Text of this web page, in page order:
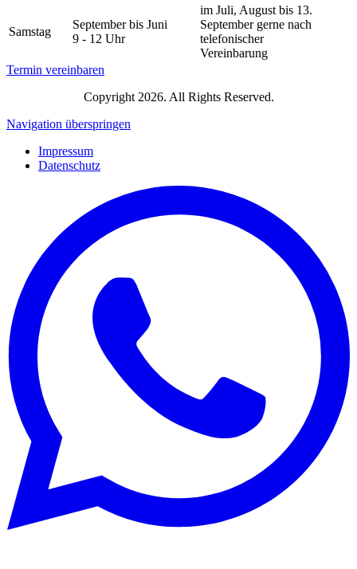
Samstag
September bis Juni
9 - 12 Uhr
im Juli, August bis 13.
September gerne nach
telefonischer
Vereinbarung
Termin vereinbaren
Copyright 2026. All Rights Reserved.
Navigation überspringen
Impressum
Datenschutz